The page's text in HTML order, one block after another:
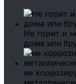
Не горит и
дома или
не